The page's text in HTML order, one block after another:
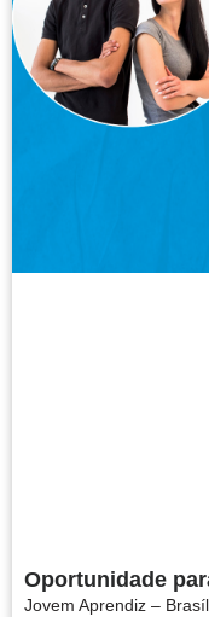
Oportunidade
Jovem Aprendiz –